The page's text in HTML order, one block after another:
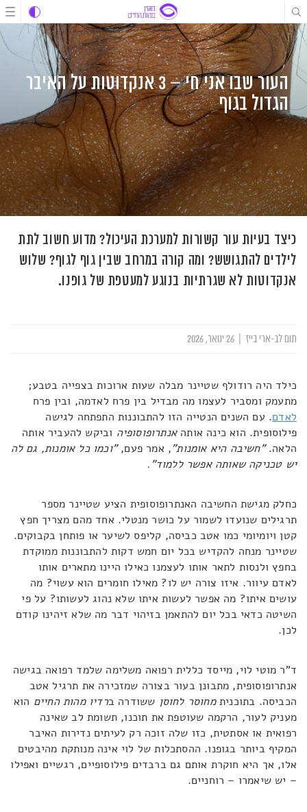
דלג
לתוכן
דלג
לתוכן
דלג
לניווט
העור שבו אני חי – 3 אנקדוטות על האיבר
הגדול בגוף
כיצד בעיות עור קשורות למערכת העיכול? מדוע חשוב לתת
לילדים להתגושש? ומה קורה במרחב שבין גוף לגוף? שלוש
אנקדוטות לא שגרתיות בנוגע למעטפת של גופנו.
תום לב-ארי בייז
כילד היה רודולף שטיינר מבלה שעות ארוכות בצפייה בטבע;
מתעמק ומסביר לעצמו מה מבדיל בין פרח לאדמה, ובין פרח
לאדם. עם השנים הנטייה הזו להתבוננות התפתחה לגישה
פילוסופית. הוא כינה אותהאנתרופוסופיה וביקש להעביר אותה
הלאה."חשיבה היא אומנות", אמר פעם,"וכמו כל אומנות, גם לה
יש טכניקה שאותה אפשר ללמוד".
כחלק מגישת החשיבה האנתרופוסופית הציע שטיינר מספר
תרגילים שנועדו לשמור על כושר מנטלי. אחד מהם מצריך חפץ
קטן ויומיומי כמו אטב כביסה, קליפס לשיער או פותחן בקבוקים.
שטיינר מנחה להקדיש בכל יום חמש דקות להתבוננות ממוקדת
בחפץ ולנסות לתאר אותו לעצמנו כאילו היינו מתארים אותו
לאדם עיוור. איזו צורה יש לו? מאילו חומרים הוא עשוי? מה
עושים איתו? מה אפשר לעשות איתו שלא נהוג לעשותו? על פי
השיטה כדאי בכל יום להתאמן בזיהוי דבר מה שלא זיהינו קודם
לכן.
ד"ר מוטי לוי, מייסד כללית רפואה משלימה שלמד רפואה בגישה
אנתרופוסופית, מתבונן בעור בצורה שמזכירה את תרגיל אטב
הכביסה. בתוכניתמחוסר לחוסן ששודרה ברדיו מהות החיים הוא
מעניק לעור, הרקמה שעוטפת את תוכנו, תשומת לב שאינה
רפואית או אסתטית, כזו שלה זוכה רק לעיתים נדירות האיבר
המקיף ביותר בגופנו. ההסתכלות של לוי אינה מנותקת מהיבטים
אלו, אך היא חוקרת אותם גם ברבדים פילוסופיים, רגשיים ואפילו
– יש שיאמרו – רוחניים.